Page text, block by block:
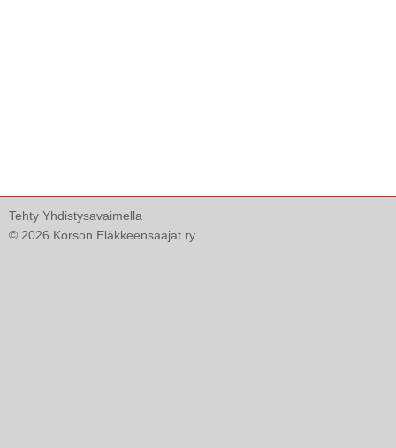
Tehty Yhdistysavaimella
© 2026 Korson Eläkkeensaajat ry